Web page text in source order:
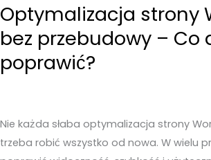
Optymalizacja strony
bez przebudowy – Co
poprawić?
Nie każda słaba optymalizacja strony
trzeba robić wszystko od nowa. W wielu